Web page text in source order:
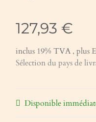
127,93 €
inclus 19% TVA , plus
Sélection du pays de
Disponible